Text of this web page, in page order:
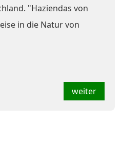
"Haziendas von
in die Natur von
weiter